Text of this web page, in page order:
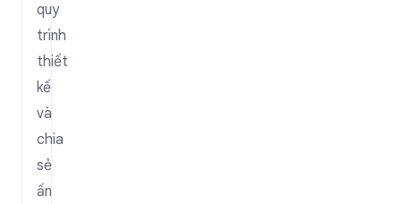
quy
trình
thiết
kế
và
chia
sẻ
ấn